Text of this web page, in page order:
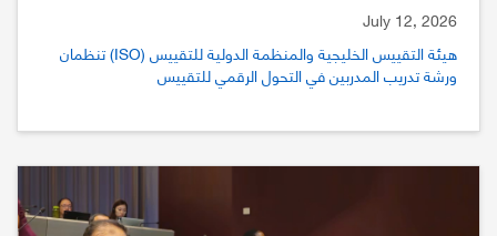
July 12, 2026
هيئة التقييس الخليجية والمنظمة الدولية للتقييس (ISO) تنظمان
ورشة تدريب المدربين في التحول الرقمي للتقييس